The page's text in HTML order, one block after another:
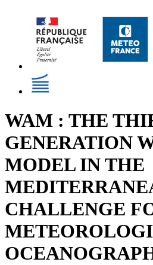
WAM : THE
GENERATION
MODEL IN THE
CHALLENGE